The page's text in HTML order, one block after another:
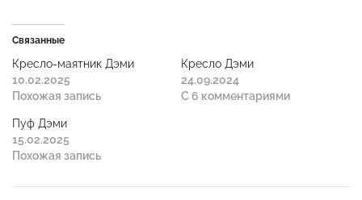
Связанные
Кресло-маятник Дэми
10.02.2025
Похожая запись
Кресло Дэми
24.09.2024
С 6 комментариями
Пуф Дэми
15.02.2025
Похожая запись